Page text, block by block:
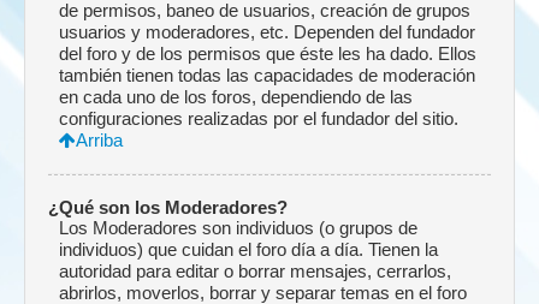
de permisos, baneo de usuarios, creación de grupos
usuarios y moderadores, etc. Dependen del fundador
del foro y de los permisos que éste les ha dado. Ellos
también tienen todas las capacidades de moderación
en cada uno de los foros, dependiendo de las
configuraciones realizadas por el fundador del sitio.
Arriba
¿Qué son los Moderadores?
Los Moderadores son individuos (o grupos de
individuos) que cuidan el foro día a día. Tienen la
autoridad para editar o borrar mensajes, cerrarlos,
abrirlos, moverlos, borrar y separar temas en el foro